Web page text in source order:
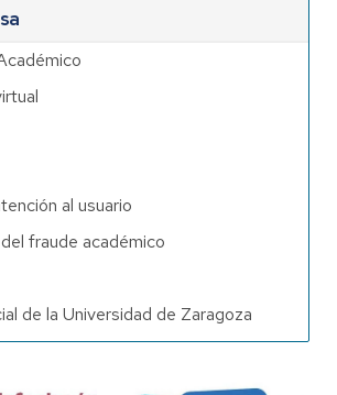
al usuario
fraude académico
de la Universidad de Zaragoza